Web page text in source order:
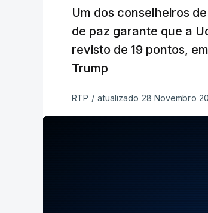
Um dos conselheiros
de paz garante que a
revisto de 19 pontos,
Trump
RTP / atualizado 28 Novembro